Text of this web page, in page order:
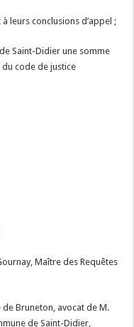
leurs conclusions d’appel ;
Saint-Didier une somme
du code de justice
Maître des Requêtes
de Bruneton, avocat de M.
de Saint-Didier,